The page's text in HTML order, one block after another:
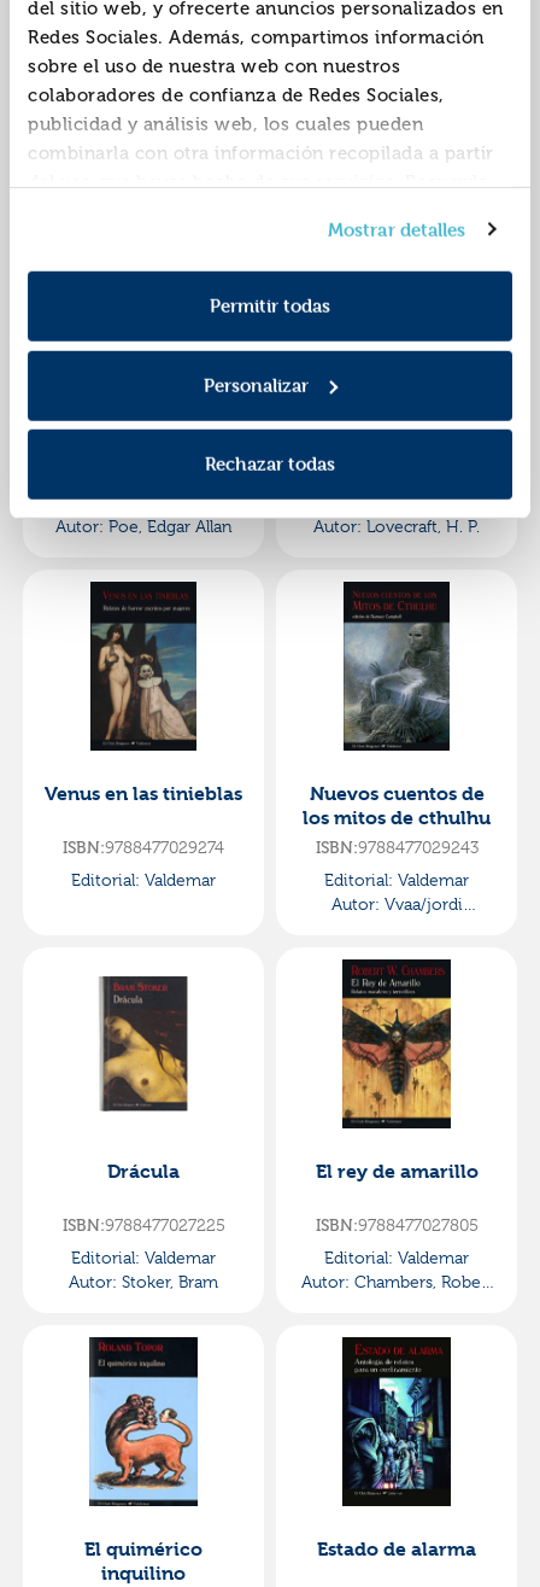
del sitio web, y ofrecerte anuncios personalizados en
Redes Sociales. Además, compartimos información
sobre el uso de nuestra web con nuestros
colaboradores de confianza de Redes Sociales,
publicidad y análisis web, los cuales pueden
combinarla con otra información recopilada a partir
consentimiento en cualquier momento. Para más
información consulta laPolítica de Cookiesy la
Política de Privacidad.
Mostrar detalles
Permitir todas
Personalizar
Rechazar todas
Cuentos completos
ISBN:9788477026723
Editorial: Valdemar
Autor:Kafka, Franz
La leyenda de sleepy
hollow
ISBN:9788477027836
Editorial:Valdemar
Autor:Irving, Washington
Los crímenes de la
9788477026761
Editorial:Valdemar
Autor: Poe, Edgar Allan
El miedo que acecha
ISBN:
Editorial:Valdemar
Autor: Lovecraft, H. P.
Venus en las tinieblas
ISBN:9788477029274
Editorial: Valdemar
Nuevos cuentos de
los mitos de cthulhu
ISBN:9788477029243
Editorial: Valdemar
Autor: Vvaa/jordi
Drácula
ISBN:9788477027225
Editorial: Valdemar
Autor: Stoker, Bram
El rey de amarillo
ISBN:9788477027805
Editorial: Valdemar
Autor: Chambers, Robert
El quimérico
inquilino
Estado de alarma